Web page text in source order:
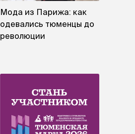
Мода из Парижа: как
одевались тюменцы до
революции